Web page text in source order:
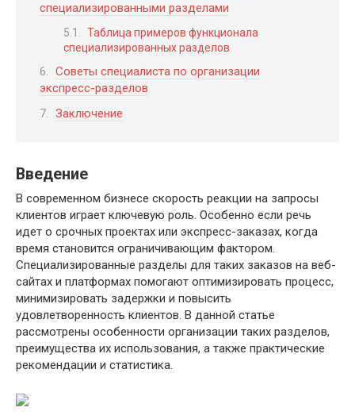
специализированными разделами
Таблица примеров функционала
специализированных разделов
Советы специалиста по организации
экспресс-разделов
Заключение
Введение
В современном бизнесе скорость реакции на запросы
клиентов играет ключевую роль. Особенно если речь
идет о срочных проектах или экспресс-заказах, когда
время становится ограничивающим фактором.
Специализированные разделы для таких заказов на веб-
сайтах и платформах помогают оптимизировать процесс,
минимизировать задержки и повысить
удовлетворенность клиентов. В данной статье
рассмотрены особенности организации таких разделов,
преимущества их использования, а также практические
рекомендации и статистика.